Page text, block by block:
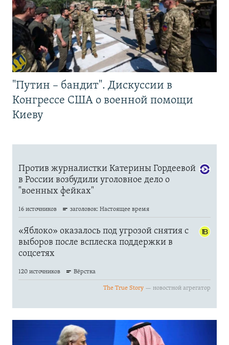
"Путин – бандит". Дискуссии в
Конгрессе США о военной помощи
Киеву